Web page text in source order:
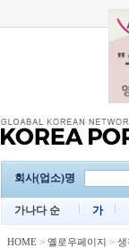
회사(업소)명
가나다 순 가
HOME > 옐로우페이지 > 생